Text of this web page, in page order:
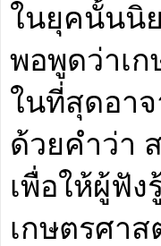
ในยุคนั้นนิ
พอพูดว่าเ
ในที่สุดอา
ด้วยคำว่า
เพื่อให้ผู้ฟั
เกษตรศาส